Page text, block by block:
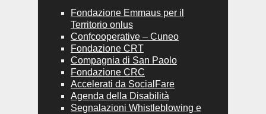
Fondazione Emmaus per il
Territorio onlus
Confcooperative – Cuneo
Fondazione CRT
Compagnia di San Paolo
Fondazione CRC
Accelerati da SocialFare
Agenda della Disabilità
Segnalazioni Whistleblowing e